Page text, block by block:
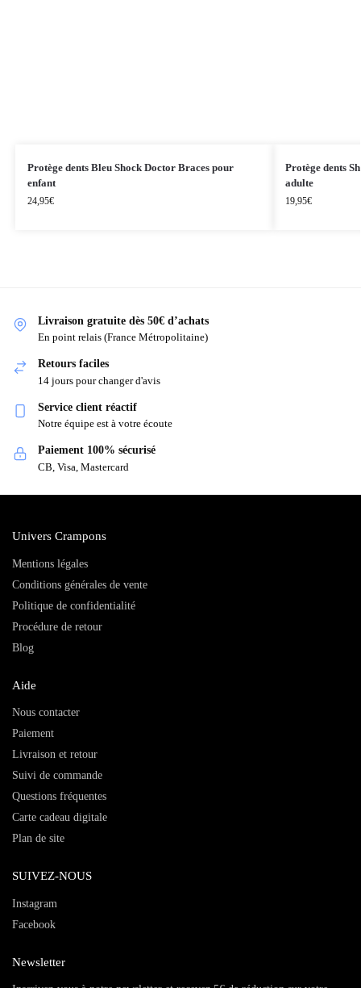
Protège dents Bleu Shock Doctor Braces pour
enfant
24,95€
Protège dents
adulte
19,95€
Livraison gratuite dès 50€ d’achats
En point relais (France Métropolitaine)
Retours faciles
14 jours pour changer d'avis
Service client réactif
Notre équipe est à votre écoute
Paiement 100% sécurisé
CB, Visa, Mastercard
Univers Crampons
Mentions légales
Conditions générales de vente
Politique de confidentialité
Procédure de retour
Blog
Aide
Nous contacter
Paiement
Livraison et retour
Suivi de commande
Questions fréquentes
Carte cadeau digitale
Plan de site
SUIVEZ-NOUS
Instagram
Facebook
Newsletter